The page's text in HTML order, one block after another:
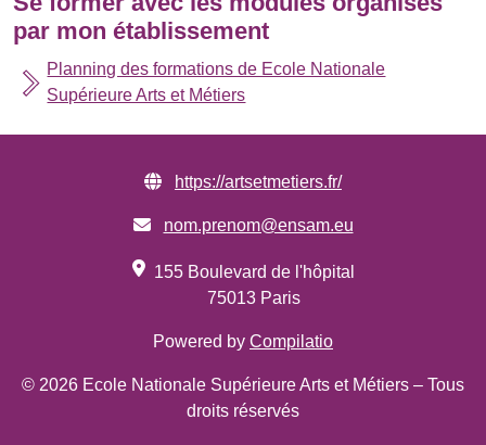
par mon établissement
Planning des formations de Ecole Nationale
Supérieure Arts et Métiers
https://artsetmetiers.fr/
nom.prenom@ensam.eu
155 Boulevard de l'hôpital
75013 Paris
Powered by Compilatio
© 2026 Ecole Nationale Supérieure Arts et Métiers – Tous
droits réservés